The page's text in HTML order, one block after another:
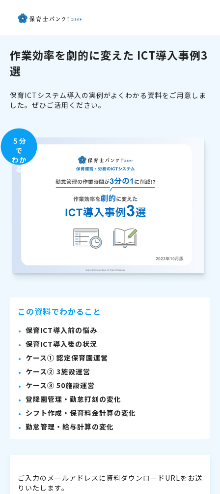
作業効率を劇的に変えた ICT導入事例3
選
保育ICTシステム導入の実例がよくわかる資料をご用意しま
した。ぜひご活用ください。
５分
で
わか
る
この資料でわかること
保育ICT導入前の悩み
保育ICT導入後の状況
ケース① 認定保育園運営
ケース② 3施設運営
ケース③ 50施設運営
登降園管理・勤怠打刻の変化
シフト作成・保育料金計算の変化
勤怠管理・給与計算の変化
ご入力のメールアドレスに資料ダウンロードURLをお送
りいたします。